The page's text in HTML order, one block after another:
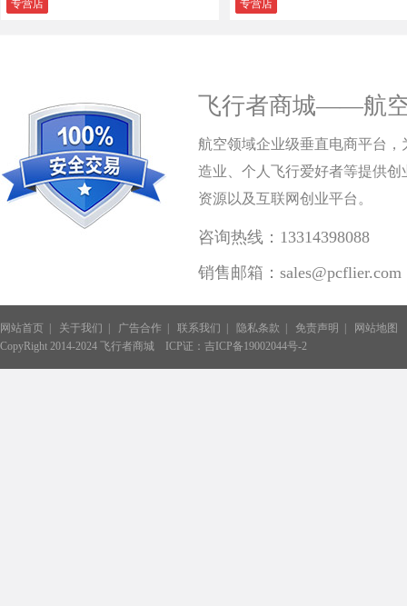
专营店 专营店
飞行者商城——航
航空领域企业级垂直电商平台，
造业、个人飞行爱好者等提供创
资源以及互联网创业平台。
咨询热线：13314398088
销售邮箱：sales@pcflier.com
网站首页 关于我们 广告合作 联系我们 隐私条款 免责声明
网站地图
CopyRight 2014-2024 飞行者商城
ICP证：吉ICP备19002044号-2